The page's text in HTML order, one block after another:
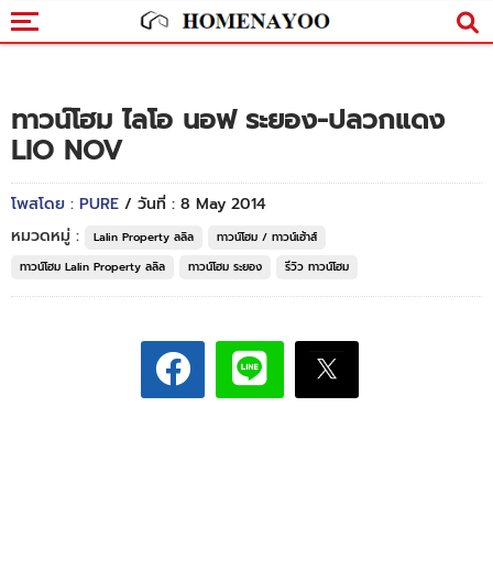
ทาวน์โฮม ไลโอ นอฟ ระยอง-ปลวกแดง
LIO NOV
โพสโดย : PURE / วันที่ : 8 May 2014
หมวดหมู่ :
Lalin Property ลลิล
ทาวน์โฮม / ทาวน์เฮ้าส์
ทาวน์โฮม Lalin Property ลลิล
ทาวน์โฮม ระยอง รีวิว ทาวน์โฮม